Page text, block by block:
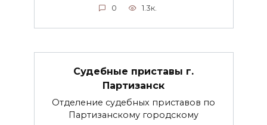
0 1.3к.
Судебные приставы г.
Партизанск
Отделение судебных приставов по
Партизанскому городскому